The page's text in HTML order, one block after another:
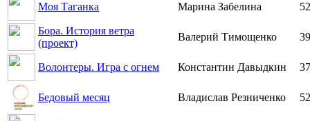
Моя Таганка Марина Забелина
Бора. История ветра
(проект)
Валерий Тимощенко
Волонтеры. Игра с огнем Константин Давыдкин
Бедовый месяц Владислав Резниченко